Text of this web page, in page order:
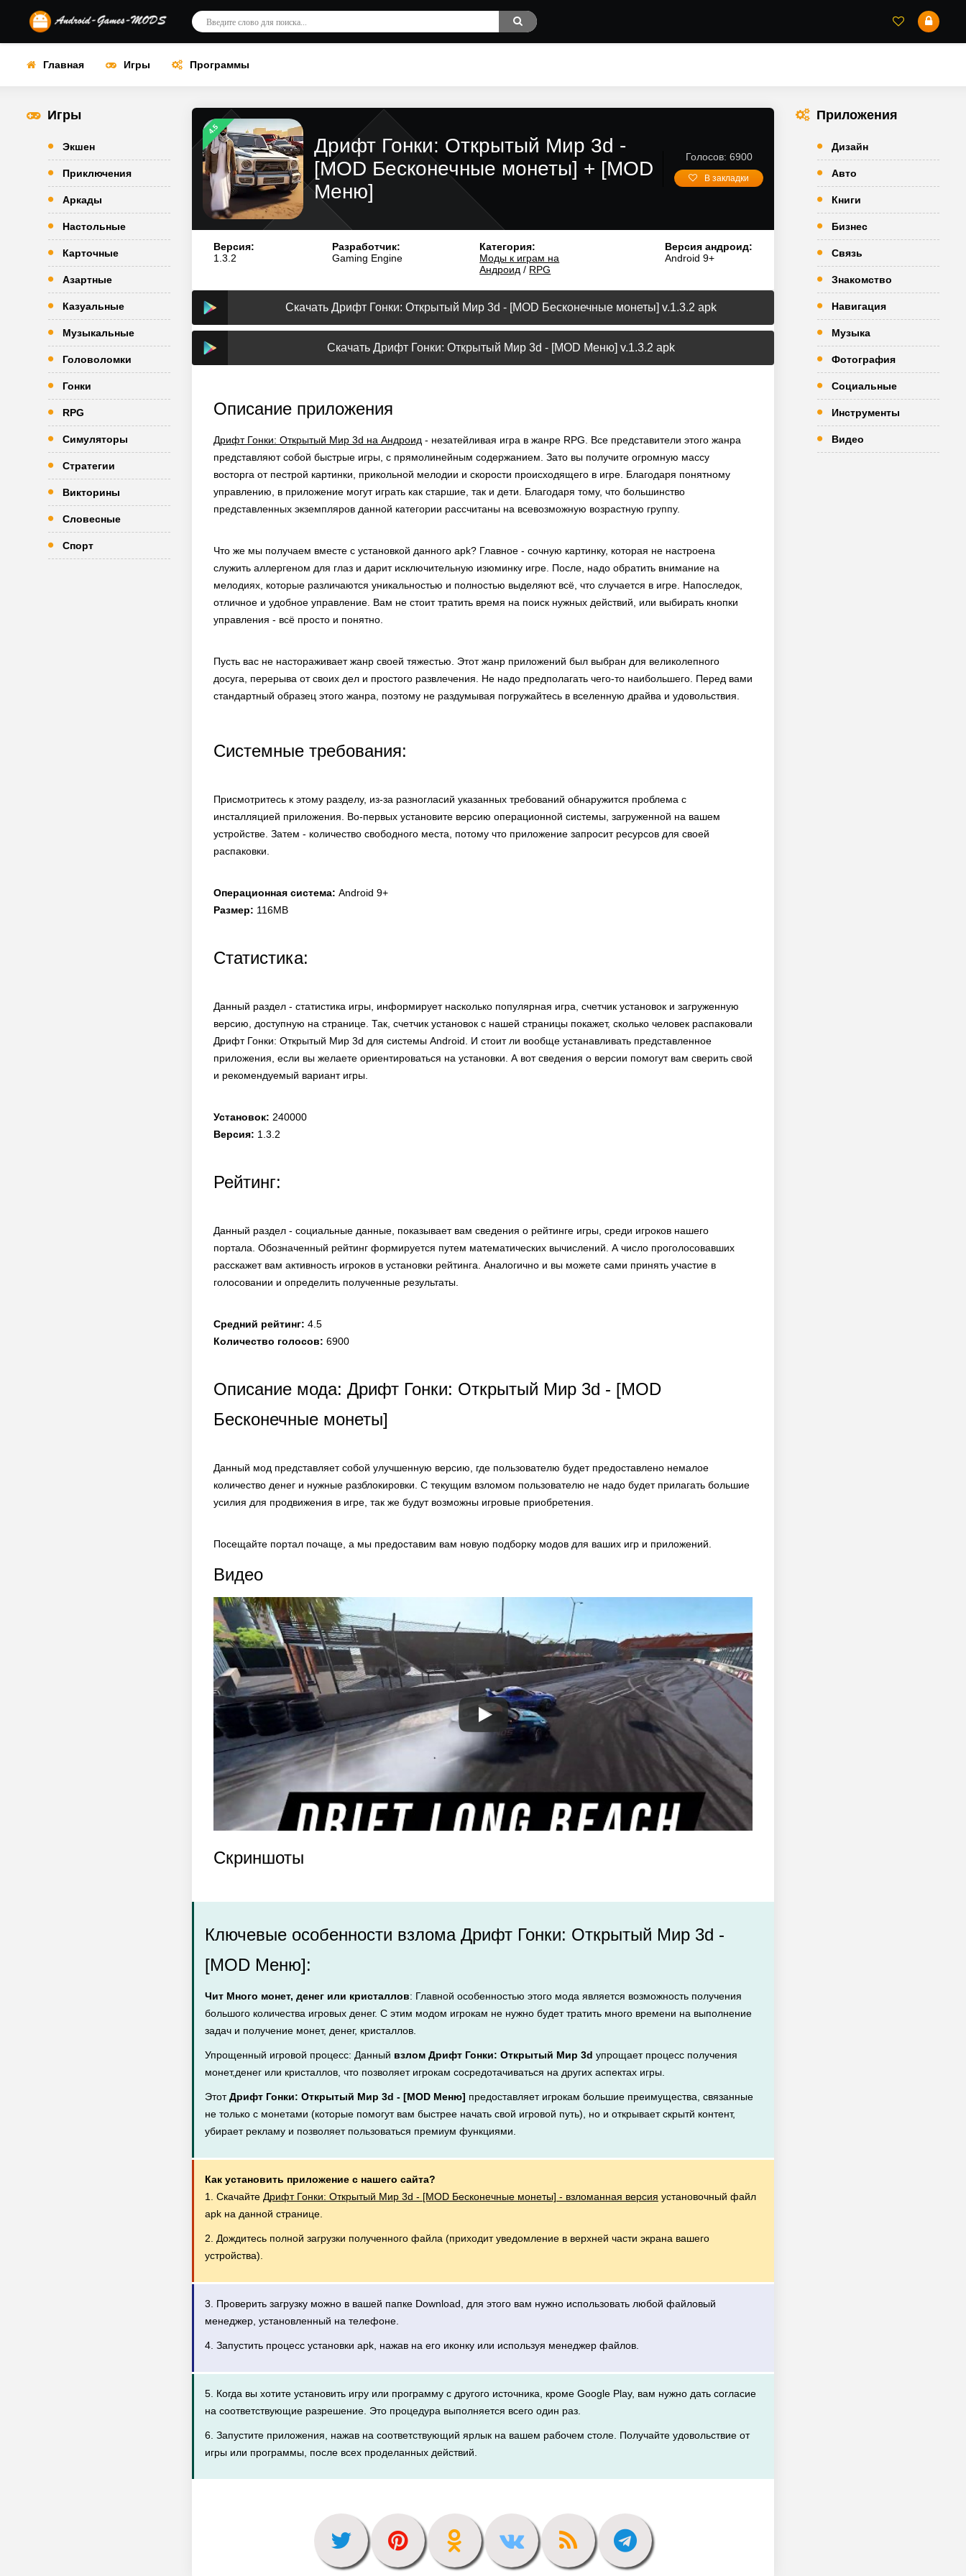
Главная Игры Программы
Игры
Экшен
Приключения
Аркады
Настольные
Карточные
Азартные
Казуальные
Музыкальные
Головоломки
Гонки
RPG
Симуляторы
Стратегии
Викторины
Словесные
Спорт
4.5
Дрифт Гонки: Открытый Мир 3d -
[MOD Бесконечные монеты] + [MOD
Меню]
Голосов: 6900
В закладки
Версия:
1.3.2
Разработчик:
Gaming Engine
Категория:
Моды к играм на
Андроид / RPG
Версия андроид:
Android 9+
Скачать Дрифт Гонки: Открытый Мир 3d - [MOD Бесконечные монеты] v.1.3.2 apk
Скачать Дрифт Гонки: Открытый Мир 3d - [MOD Меню] v.1.3.2 apk
Описание приложения
Дрифт Гонки: Открытый Мир 3d на Андроид - незатейливая игра в жанре RPG. Все представители этого жанра
представляют собой быстрые игры, с прямолинейным содержанием. Зато вы получите огромную массу
восторга от пестрой картинки, прикольной мелодии и скорости происходящего в игре. Благодаря понятному
управлению, в приложение могут играть как старшие, так и дети. Благодаря тому, что большинство
представленных экземпляров данной категории рассчитаны на всевозможную возрастную группу.
Что же мы получаем вместе с установкой данного apk? Главное - сочную картинку, которая не настроена
служить аллергеном для глаз и дарит исключительную изюминку игре. После, надо обратить внимание на
мелодиях, которые различаются уникальностью и полностью выделяют всё, что случается в игре. Напоследок,
отличное и удобное управление. Вам не стоит тратить время на поиск нужных действий, или выбирать кнопки
управления - всё просто и понятно.
Пусть вас не настораживает жанр своей тяжестью. Этот жанр приложений был выбран для великолепного
досуга, перерыва от своих дел и простого развлечения. Не надо предполагать чего-то наибольшего. Перед вами
стандартный образец этого жанра, поэтому не раздумывая погружайтесь в вселенную драйва и удовольствия.
Системные требования:
Присмотритесь к этому разделу, из-за разногласий указанных требований обнаружится проблема с
инсталляцией приложения. Во-первых установите версию операционной системы, загруженной на вашем
устройстве. Затем - количество свободного места, потому что приложение запросит ресурсов для своей
распаковки.
Операционная система: Android 9+
Размер: 116MB
Статистика:
Данный раздел - статистика игры, информирует насколько популярная игра, счетчик установок и загруженную
версию, доступную на странице. Так, счетчик установок с нашей страницы покажет, сколько человек распаковали
Дрифт Гонки: Открытый Мир 3d для системы Android. И стоит ли вообще устанавливать представленное
приложения, если вы желаете ориентироваться на установки. А вот сведения о версии помогут вам сверить свой
и рекомендуемый вариант игры.
Установок: 240000
Версия: 1.3.2
Рейтинг:
Данный раздел - социальные данные, показывает вам сведения о рейтинге игры, среди игроков нашего
портала. Обозначенный рейтинг формируется путем математических вычислений. А число проголосовавших
расскажет вам активность игроков в установки рейтинга. Аналогично и вы можете сами принять участие в
голосовании и определить полученные результаты.
Средний рейтинг: 4.5
Количество голосов: 6900
Описание мода: Дрифт Гонки: Открытый Мир 3d - [MOD
Бесконечные монеты]
Данный мод представляет собой улучшенную версию, где пользователю будет предоставлено немалое
количество денег и нужные разблокировки. С текущим взломом пользователю не надо будет прилагать большие
усилия для продвижения в игре, так же будут возможны игровые приобретения.
Посещайте портал почаще, а мы предоставим вам новую подборку модов для ваших игр и приложений.
Видео
Скриншоты
Ключевые особенности взлома Дрифт Гонки: Открытый Мир 3d -
[MOD Меню]:
Чит Много монет, денег или кристаллов: Главной особенностью этого мода является возможность получения
большого количества игровых денег. С этим модом игрокам не нужно будет тратить много времени на выполнение
задач и получение монет, денег, кристаллов.
Упрощенный игровой процесс: Данный взлом Дрифт Гонки: Открытый Мир 3d упрощает процесс получения
монет,денег или кристаллов, что позволяет игрокам сосредотачиваться на других аспектах игры.
ЭтотДрифт Гонки: Открытый Мир 3d - [MOD Меню] предоставляет игрокам большие преимущества, связанные
не только с монетами (которые помогут вам быстрее начать свой игровой путь), но и открывает скрытй контент,
убирает рекламу и позволяет пользоваться премиум функциями.
Как установить приложение с нашего сайта?
1. Скачайте Дрифт Гонки: Открытый Мир 3d - [MOD Бесконечные монеты] - взломанная версия установочный файл
apk на данной странице.
2. Дождитесь полной загрузки полученного файла (приходит уведомление в верхней части экрана вашего
устройства).
3. Проверить загрузку можно в вашей папке Download, для этого вам нужно использовать любой файловый
менеджер, установленный на телефоне.
4. Запустить процесс установки apk, нажав на его иконку или используя менеджер файлов.
5. Когда вы хотите установить игру или программу с другого источника, кроме Google Play, вам нужно дать согласие
на соответствующие разрешение. Это процедура выполняется всего один раз.
6. Запустите приложения, нажав на соответствующий ярлык на вашем рабочем столе. Получайте удовольствие от
игры или программы, после всех проделанных действий.
Приложения
Дизайн
Авто
Книги
Бизнес
Связь
Знакомство
Навигация
Музыка
Фотография
Социальные
Инструменты
Видео